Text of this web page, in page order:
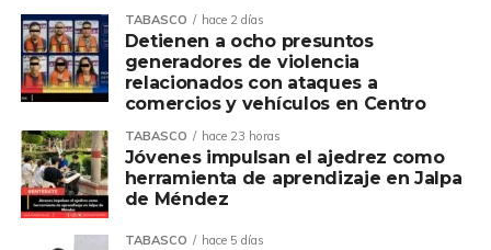
TABASCO hace 2 días
Detienen a ocho presuntos
generadores de violencia
relacionados con ataques a
comercios y vehículos en Centro
TABASCO hace 23 horas
Jóvenes impulsan el ajedrez como
herramienta de aprendizaje en Jalpa
de Méndez
TABASCO hace 5 días